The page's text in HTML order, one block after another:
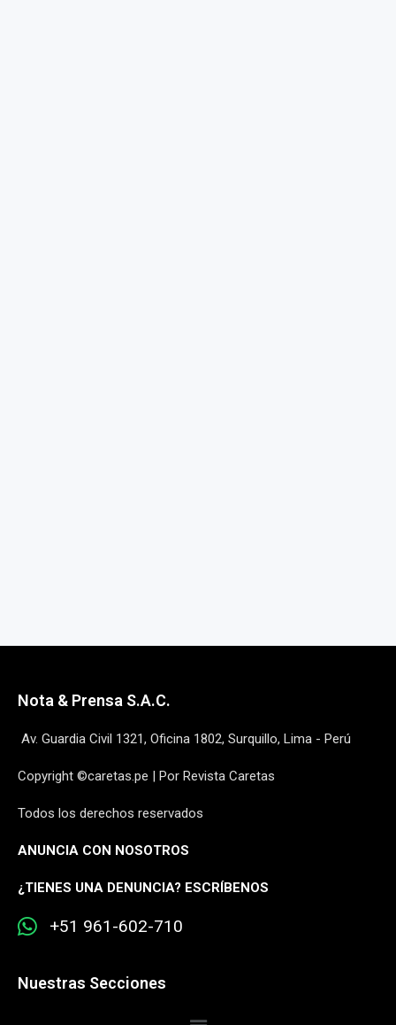
Nota & Prensa S.A.C.
Av. Guardia Civil 1321, Oficina 1802, Surquillo, Lima - Perú
Copyright ©caretas.pe | Por Revista Caretas
Todos los derechos reservados
ANUNCIA CON NOSOTROS
¿TIENES UNA DENUNCIA? ESCRÍBENOS
+51 961-602-710
Nuestras Secciones